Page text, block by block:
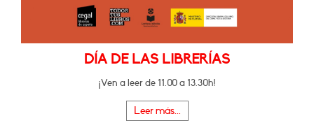
DÍA DE LAS LIBRERÍAS
¡Ven a leer de 11.00 a 13.30h!
Leer más...